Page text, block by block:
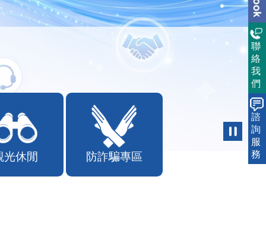
光休閒 防詐騙專區
聯
絡
我
們
諮
詢
服
務